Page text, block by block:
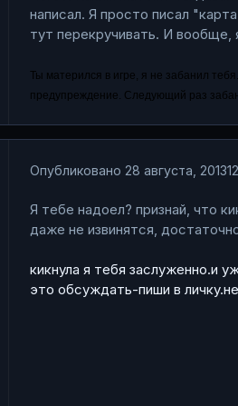
написал. Я просто писал
тут перекручивать. И вообще,
Ты матерился в игре, я не забанил
предупреждение. Следующий раз
Опубликовано 28 августа, 2013
Я тебе надоел? признай, что
даже не извинятся,
кикнула я тебя заслуженно.и
это обсуждать-пиши в